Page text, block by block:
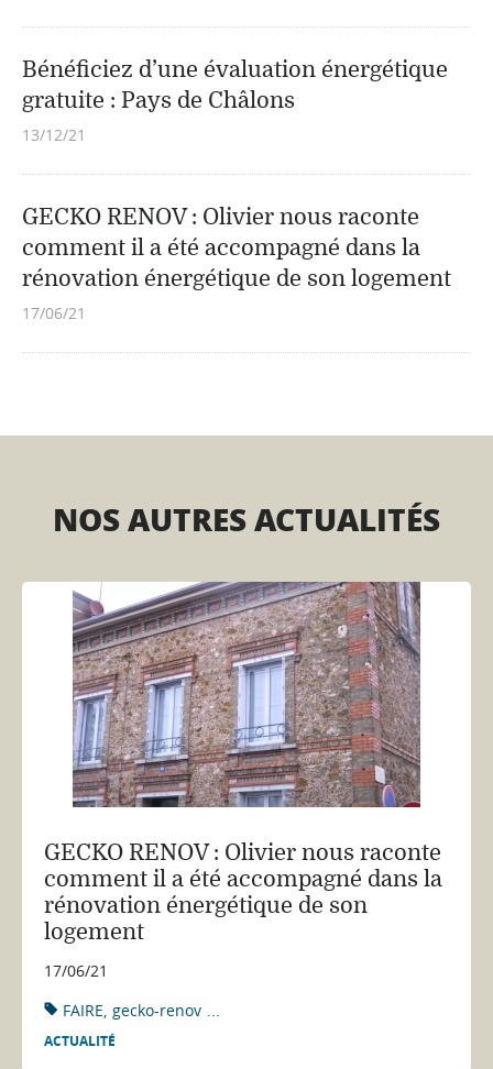
Bénéficiez d’une évaluation énergétique
gratuite : Pays de Châlons
13/12/21
GECKO RENOV : Olivier nous raconte
comment il a été accompagné dans la
rénovation énergétique de son logement
17/06/21
NOS AUTRES ACTUALITÉS
GECKO RENOV : Olivier nous raconte
comment il a été accompagné dans la
rénovation énergétique de son
logement
17/06/21
FAIRE gecko-renov ...
ACTUALITÉ